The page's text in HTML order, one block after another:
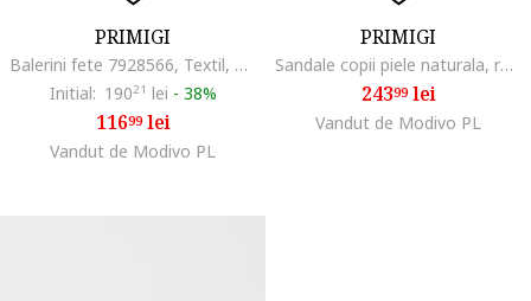
PRIMIGI
Balerini fete 7928566, Textil, Roz, Roz
Initial: 19021 lei - 38%
11699lei
Vandut de Modivo PL
PRIMIGI
Sandale copii piele naturala, roz, sistem inchidere Velcro
24399lei
Vandut de Modivo PL